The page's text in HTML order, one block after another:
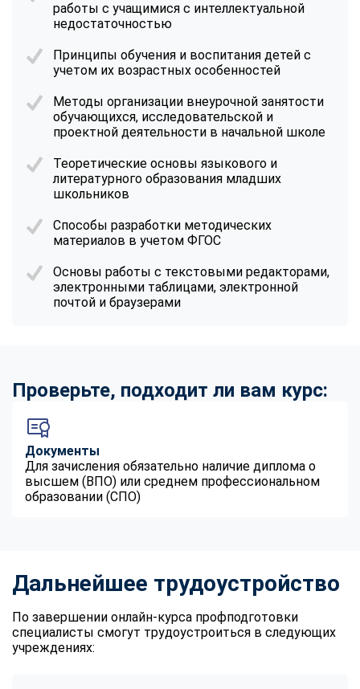
работы с учащимися с интеллектуальной
недостаточностью
Принципы обучения и воспитания детей с
учетом их возрастных особенностей
Методы организации внеурочной занятости
обучающихся, исследовательской и
проектной деятельности в начальной школе
Теоретические основы языкового и
литературного образования младших
школьников
Способы разработки методических
материалов в учетом ФГОС
Основы работы с текстовыми редакторами,
электронными таблицами, электронной
почтой и браузерами
Проверьте, подходит ли вам курс:
Документы
Для зачисления обязательно наличие диплома о
высшем (ВПО) или среднем профессиональном
образовании (СПО)
Дальнейшее трудоустройство
По завершении онлайн-курса профподготовки
специалисты смогут трудоустроиться в следующих
учреждениях: